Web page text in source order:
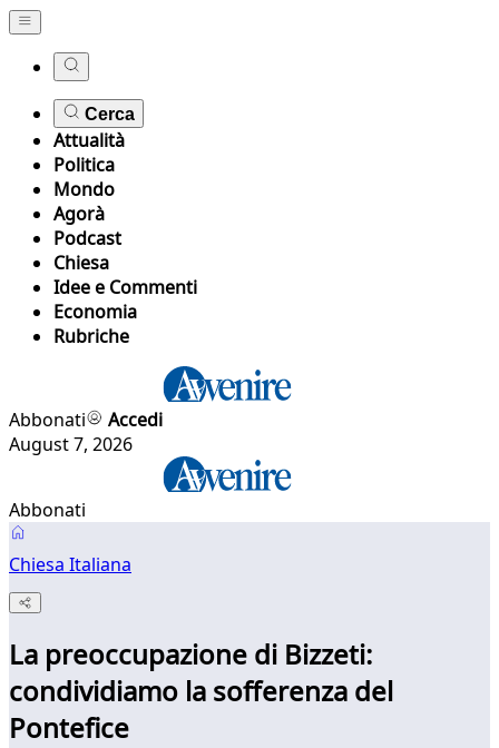
Cerca
Attualità
Politica
Mondo
Agorà
Podcast
Chiesa
Idee e Commenti
Economia
Rubriche
Abbonati
Accedi
August 7, 2026
Abbonati
Chiesa Italiana
La preoccupazione di Bizzeti:
condividiamo la sofferenza del
Pontefice